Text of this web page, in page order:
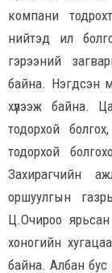
компани
нийтэд ил
гэрээний
байна. Нэгдсэн
хүлээж байна.
тодорхой
тодорхой
Захирагчийн
оршуулгын
Ц.Очироо
хоногийн
байна. Албан бус